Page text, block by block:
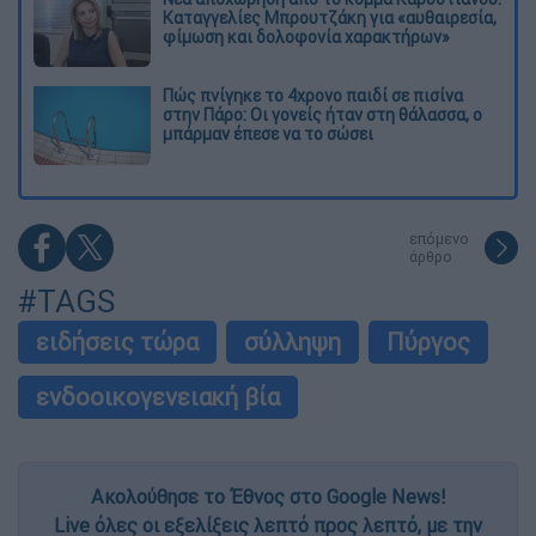
Καταγγελίες Μπρουτζάκη για «αυθαιρεσία,
φίμωση και δολοφονία χαρακτήρων»
Πώς πνίγηκε το 4χρονο παιδί σε πισίνα
στην Πάρο: Οι γονείς ήταν στη θάλασσα, ο
μπάρμαν έπεσε να το σώσει
επόμενο
άρθρο
#TAGS
ειδήσεις τώρα σύλληψη
Πύργος
ενδοοικογενειακή βία
Ακολούθησε το Έθνος στο Google News!
Live όλες οι εξελίξεις λεπτό προς λεπτό, με την